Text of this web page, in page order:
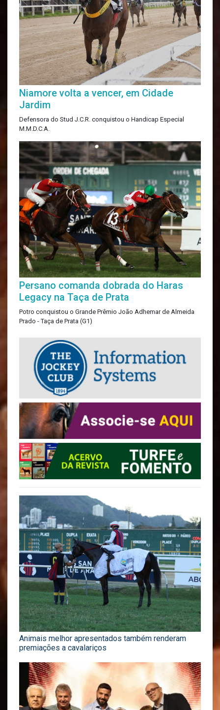
Niamore volta a vencer, em Cidade
Jardim
Defensora do Stud J.C.R. conquistou o Handicap Especial
M.M.D.C.A.
Persano comanda dobrada do Haras
Legacy na Taça de Prata
Potro conquistou o Grande Prêmio João Adhemar de Almeida
Prado - Taça de Prata (G1)
Animais melhor apresentados também renderam
premiações a cavalariços